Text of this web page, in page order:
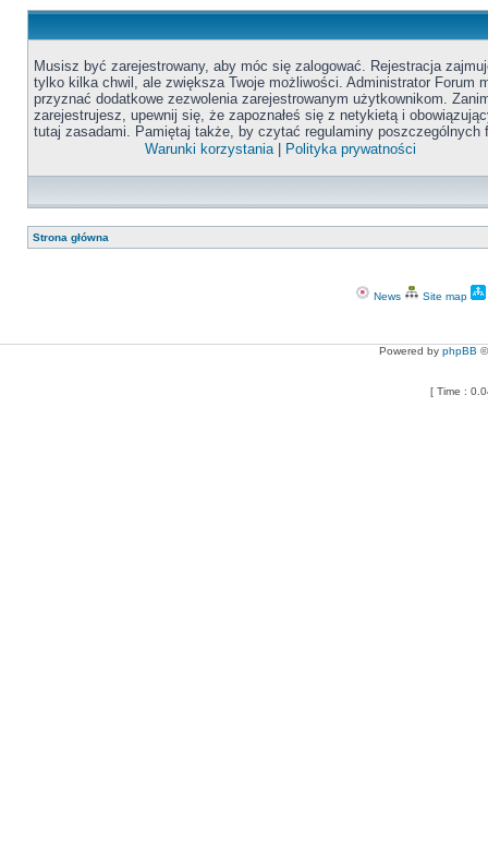
Musisz być zarejestrowany, aby móc się zalogować. Rejestracja
tylko kilka chwil, ale zwiększa Twoje możliwości. Administrator Forum
przyznać dodatkowe zezwolenia zarejestrowanym użytkownikom.
zarejestrujesz, upewnij się, że zapoznałeś się z netykietą i
tutaj zasadami. Pamiętaj także, by czytać regulaminy poszczególnych
Warunki korzystania| Polityka prywatności
Strona główna
News Site map
Powered by phpBB
[ Time :